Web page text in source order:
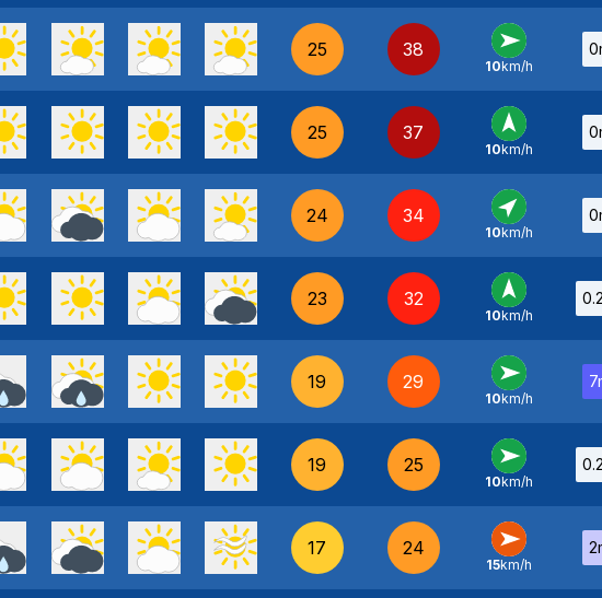
25 38
O -
10km/h
25 37
S -
10km/h
24 34
SO -
10km/h
23 32
S -
10km/h
19 29
O -
10km/h
19 25
O -
10km/h
17 24
O -
15km/h